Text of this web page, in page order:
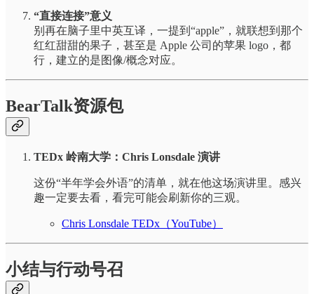
“直接连接”意义
别再在脑子里中英互译，一提到“apple”，就联想到那个
红红甜甜的果子，甚至是 Apple 公司的苹果 logo，都
行，建立的是图像/概念对应。
BearTalk资源包
TEDx 岭南大学：Chris Lonsdale 演讲
这份“半年学会外语”的清单，就在他这场演讲里。感兴
趣一定要去看，看完可能会刷新你的三观。
Chris Lonsdale TEDx（YouTube）
小结与行动号召